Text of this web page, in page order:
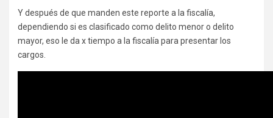
Y después de que manden este reporte a la fiscalía,
dependiendo si es clasificado como delito menor o delito
mayor, eso le da x tiempo a la fiscalía para presentar los
cargos.